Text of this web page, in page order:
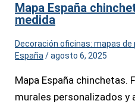
Mapa España
medida
Decoración oficinas: mapas de
España /agosto 6, 2025
Mapa España chinchetas.
murales personalizados y